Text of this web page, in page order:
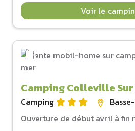
Voir le
Camping Colleville
Camping
Ouverture de début avril à fin